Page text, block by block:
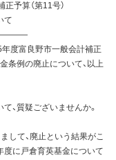
算（第11号）
て
年度富良野市一般会計補正
条例の廃止について、以上
、質疑ございませんか。
して、廃止という結果がこ
度に戸倉育英基金について